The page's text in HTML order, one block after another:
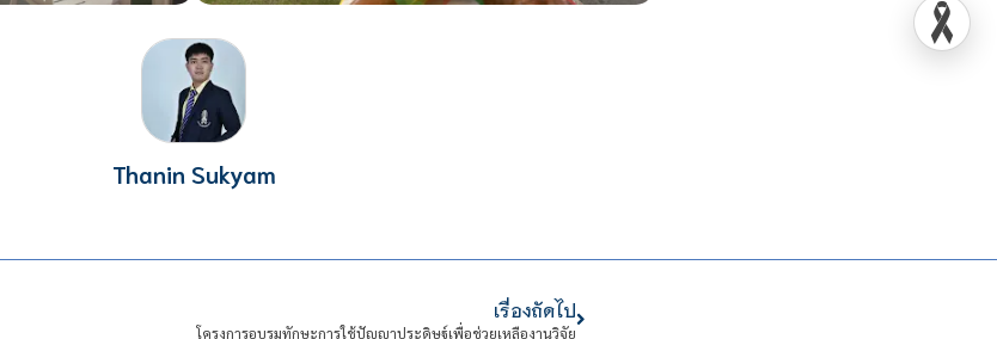
Thanin Sukyam
เรื่องถัดไป
โครงการอบรมทักษะการใช้ปัญญาประดิษฐ์เพื่อช่วยเหลืองานวิจัย